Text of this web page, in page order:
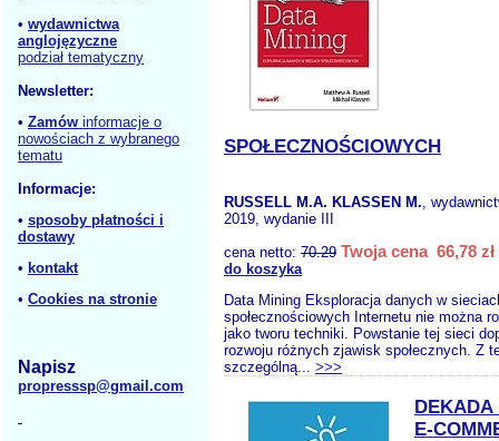
• wydawnictwa
anglojęzyczne
podział tematyczny
Newsletter:
• Zamów informacje o
nowościach z wybranego
tematu
Informacje:
• sposoby płatności i
dostawy
• kontakt
• Cookies na stronie
Napisz
propresssp@gmail.com
SPOŁECZNOŚCIOWYCH
RUSSELL M.A. KLASSEN M.,
2019, wydanie III
cena netto: 70.29 Twoja cena 66,78 zł
do koszyka
Data Mining Eksploracja danych w
społecznościowych Internetu nie można
jako tworu techniki. Powstanie tej sieci
rozwoju różnych zjawisk społecznych. Z
szczególną... >>>
DEKADA
E-